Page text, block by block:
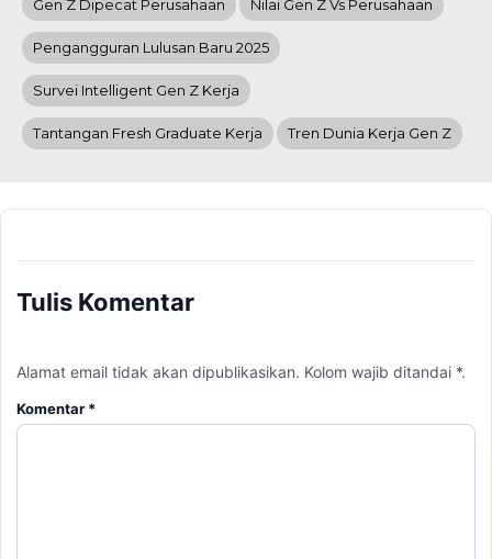
Gen Z Dipecat Perusahaan Nilai Gen Z Vs Perusahaan
Pengangguran Lulusan Baru 2025
Survei Intelligent Gen Z Kerja
Tantangan Fresh Graduate Kerja Tren Dunia Kerja Gen Z
Tulis Komentar
Alamat email tidak akan dipublikasikan. Kolom wajib ditandai *.
Komentar *